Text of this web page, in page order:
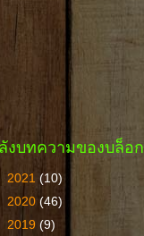
งบทความของบล็อก
2021 (10)
2020 (46)
2019 (9)